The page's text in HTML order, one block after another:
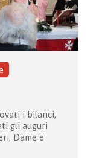
i bilanci,
gli auguri
Dame e